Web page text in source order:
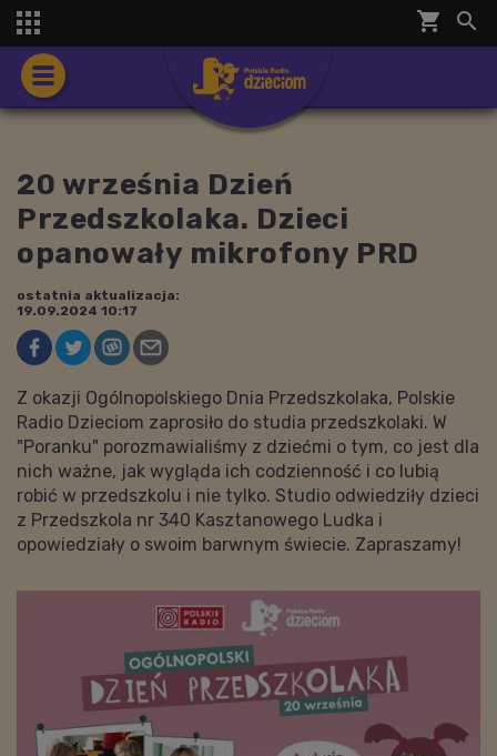
shopping_cart 

20 września Dzień
Przedszkolaka. Dzieci
opanowały mikrofony PRD
ostatnia aktualizacja:
19.09.2024 10:17
Z okazji Ogólnopolskiego Dnia Przedszkolaka, Polskie
Radio Dzieciom zaprosiło do studia przedszkolaki. W
"Poranku" porozmawialiśmy z dziećmi o tym, co jest dla
nich ważne, jak wygląda ich codzienność i co lubią
robić w przedszkolu i nie tylko. Studio odwiedziły dzieci
z Przedszkola nr 340 Kasztanowego Ludka i
opowiedziały o swoim barwnym świecie. Zapraszamy!